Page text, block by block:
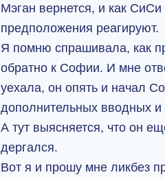
Мэган вернется, и как
предположения реагируют.
Я помню спрашивала, как
обратно к Софии. И мне
уехала, он опять и начал
дополнительных вводных
А тут выясняется, что он
дергался.
Вот я и прошу мне ликбез